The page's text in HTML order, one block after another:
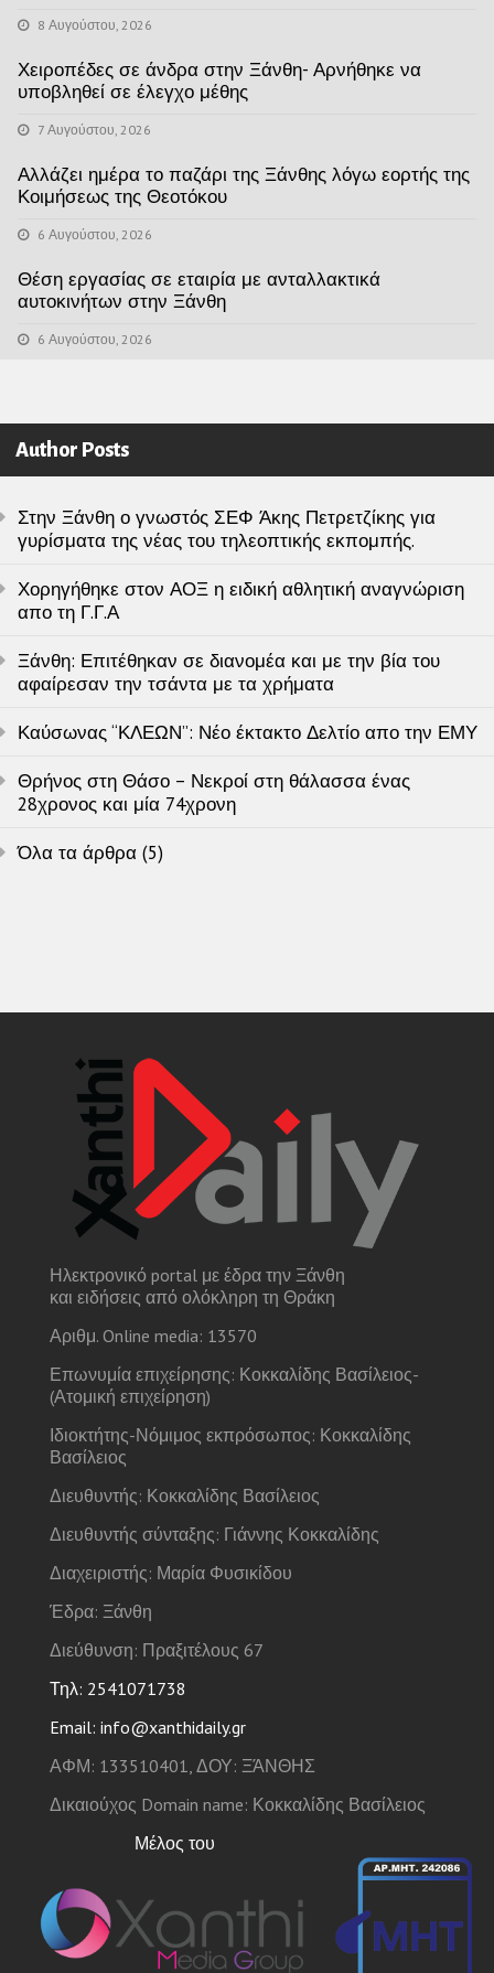
8 Αυγούστου, 2026
Χειροπέδες σε άνδρα στην Ξάνθη- Αρνήθηκε να
υποβληθεί σε έλεγχο μέθης
7 Αυγούστου, 2026
Αλλάζει ημέρα το παζάρι της Ξάνθης λόγω εορτής της
Κοιμήσεως της Θεοτόκου
6 Αυγούστου, 2026
Θέση εργασίας σε εταιρία με ανταλλακτικά
αυτοκινήτων στην Ξάνθη
6 Αυγούστου, 2026
Author Posts
Στην Ξάνθη ο γνωστός ΣΕΦ Άκης Πετρετζίκης για
γυρίσματα της νέας του τηλεοπτικής εκπομπής.
Χορηγήθηκε στον ΑΟΞ η ειδική αθλητική αναγνώριση
απο τη Γ.Γ.Α
Ξάνθη: Επιτέθηκαν σε διανομέα και με την βία του
αφαίρεσαν την τσάντα με τα χρήματα
Καύσωνας “ΚΛΕΩΝ”: Νέο έκτακτο Δελτίο απο την ΕΜΥ
Θρήνος στη Θάσο – Νεκροί στη θάλασσα ένας
28χρονος και μία 74χρονη
Όλα τα άρθρα (5)
Ηλεκτρονικό portal με έδρα την Ξάνθη
και ειδήσεις από ολόκληρη τη Θράκη
Αριθμ. Online media: 13570
Επωνυμία επιχείρησης: Κοκκαλίδης Βασίλειος-
(Ατομική επιχείρηση)
Ιδιοκτήτης-Νόμιμος εκπρόσωπος: Κοκκαλίδης
Βασίλειος
Διευθυντής: Κοκκαλίδης Βασίλειος
Διευθυντής σύνταξης: Γιάννης Κοκκαλίδης
Διαχειριστής: Μαρία Φυσικίδου
Έδρα: Ξάνθη
Διεύθυνση: Πραξιτέλους 67
Τηλ: 2541071738
Email: info@xanthidaily.gr
ΑΦΜ: 133510401, ΔΟΥ: ΞΆΝΘΗΣ
Δικαιούχος Domain name: Κοκκαλίδης Βασίλειος
Μέλος του